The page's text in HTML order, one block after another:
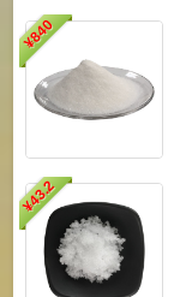
¥
840
¥
43.2